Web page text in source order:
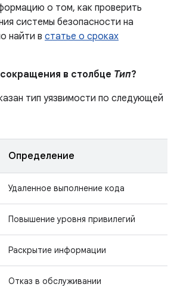
о том, как проверить
системы безопасности на
найти в статье о сроках
в столбце Тип?
тип уязвимости по следующей
Определение
Удаленное выполнение кода
Повышение уровня привилегий
Раскрытие информации
Отказ в обслуживании